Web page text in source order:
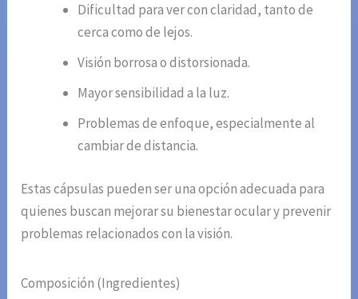
Dificultad para ver con claridad, tanto de
cerca como de lejos.
Visión borrosa o distorsionada.
Mayor sensibilidad a la luz.
Problemas de enfoque, especialmente al
cambiar de distancia.
Estas cápsulas pueden ser una opción adecuada para
quienes buscan mejorar su bienestar ocular y prevenir
problemas relacionados con la visión.
Composición (Ingredientes)